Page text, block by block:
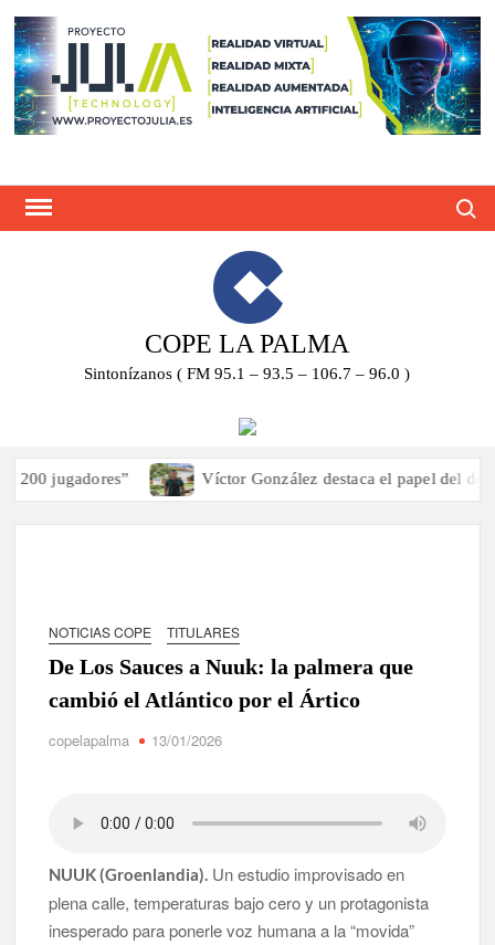
Saltar
contenido
COPE LA PALMA
Sintonízanos ( FM 95.1 – 93.5 – 106.7 – 96.0 )
Víctor González destaca el papel del deporte
NOTICIAS COPE TITULARES
De Los Sauces a Nuuk: la palmera que
cambió el Atlántico por el Ártico
copelapalma 13/01/2026
NUUK (Groenlandia). Un estudio improvisado en
plena calle, temperaturas bajo cero y un protagonista
inesperado para ponerle voz humana a la “movida”